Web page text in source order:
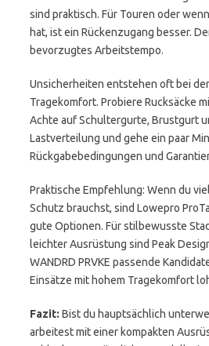
sind praktisch. Für Touren oder
hat, ist ein Rückenzugang besser.
bevorzugtes Arbeitstempo.
Unsicherheiten entstehen oft bei
Tragekomfort. Probiere Rucksäcke
Achte auf Schultergurte, Brustgurt
Lastverteilung und gehe ein paar
Rückgabebedingungen und
Praktische Empfehlung: Wenn du
Schutz brauchst, sind Lowepro
gute Optionen. Für stilbewusste
leichter Ausrüstung sind Peak
WANDRD PRVKE passende
Einsätze mit hohem Tragekomfort
Fazit: Bist du hauptsächlich
arbeitest mit einer kompakten